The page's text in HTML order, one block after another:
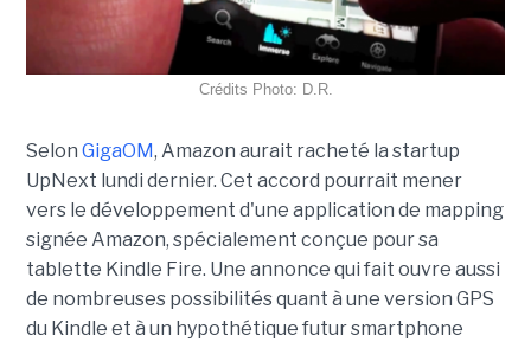
Crédits Photo: D.R.
Selon GigaOM, Amazon aurait racheté la startup
UpNext lundi dernier. Cet accord pourrait mener
vers le développement d'une application de mapping
signée Amazon, spécialement conçue pour sa
tablette Kindle Fire. Une annonce qui fait ouvre aussi
de nombreuses possibilités quant à une version GPS
du Kindle et à un hypothétique futur smartphone